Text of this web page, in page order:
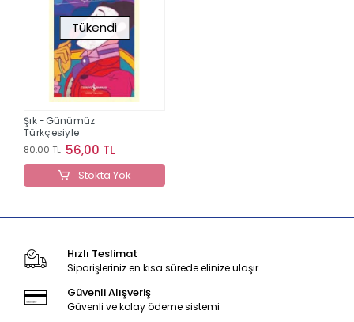
Tükendi
Şık -Günümüz
Türkçesiyle
80,00 TL 56,00 TL
Stokta Yok
Hızlı Teslimat
Siparişleriniz en kısa sürede elinize ulaşır.
Güvenli Alışveriş
Güvenli ve kolay ödeme sistemi